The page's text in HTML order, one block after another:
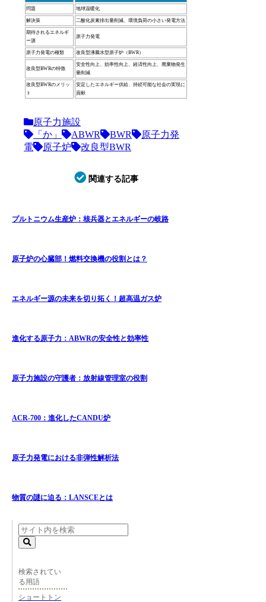
問題 地球温暖化
解決策 二酸化炭素排出量削減、環境負荷の小さい発電方法
期待されるエネルギ
ー源
原子力発電
原子力発電の種類 改良型沸騰水型原子炉（BWR）
改良型BWRの特徴
安全性向上、効率性向上、経済性向上、廃棄物発生
量削減
改良型BWRのメリッ
ト
安定したエネルギー供給、持続可能な社会の実現に
貢献
原子力施設
「か」
ABWR BWR
原子力発
電
原子炉 改良型BWR
関連する記事
プルトニウム生産炉：核兵器とエネルギーの岐路
原子炉の心臓部！燃料交換機の役割とは？
エネルギー源の未来を切り拓く！超高温ガス炉
進化する原子力：ABWRの安全性と効率性
原子力施設の守護者：放射線管理室の役割
ACR-700：進化したCANDU炉
原子力発電における非弾性解析法
物質の謎に迫る：LANSCEとは
検索されてい
る用語
ショートトン